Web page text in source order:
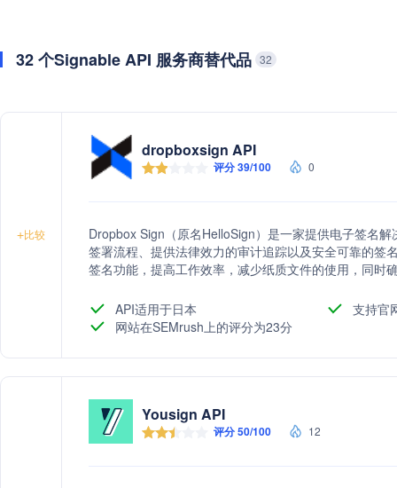
32 个Signable API 服务商替代品 32
+比较
dropboxsign API
评分 39/100 0
Dropbox Sign（原名HelloSign）是一家提供电子签名
签署流程、提供法律效力的审计追踪以及安全可靠的签
签名功能，提高工作效率，减少纸质文件的使用，同时
API适用于日本
支持官
网站在SEMrush上的评分为23分
Yousign API
评分 50/100 12